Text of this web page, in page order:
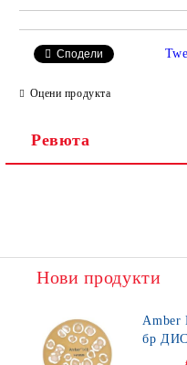
Сподели
Оцени продукта
Ревюта
Нови продукти
Amber Mill
бр